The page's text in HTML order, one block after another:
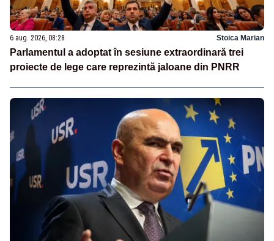
6 aug. 2026, 08:28 Stoica Marian
Parlamentul a adoptat în sesiune extraordinară trei
proiecte de lege care reprezintă jaloane din PNRR